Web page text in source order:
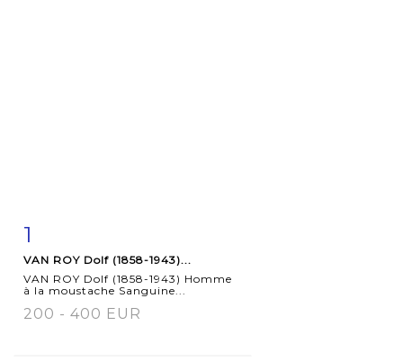
1
VAN ROY Dolf (1858-1943)...
VAN ROY Dolf (1858-1943) Homme
à la moustache Sanguine...
200 - 400 EUR